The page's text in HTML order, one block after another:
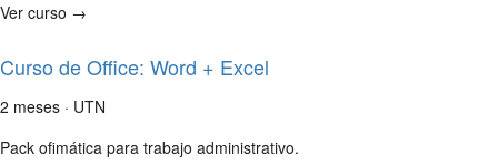
Ver curso →
Curso de Office: Word + Excel
2 meses · UTN
Pack ofimática para trabajo administrativo.